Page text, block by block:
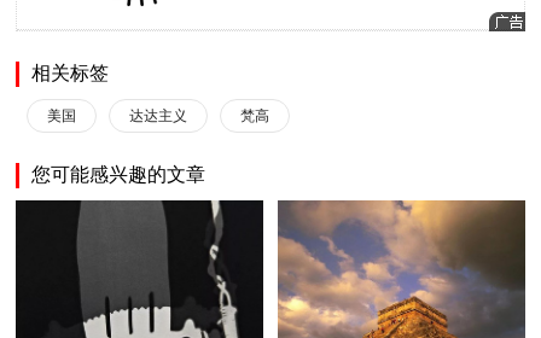
相关标签
美国 达达主义 梵高
您可能感兴趣的文章